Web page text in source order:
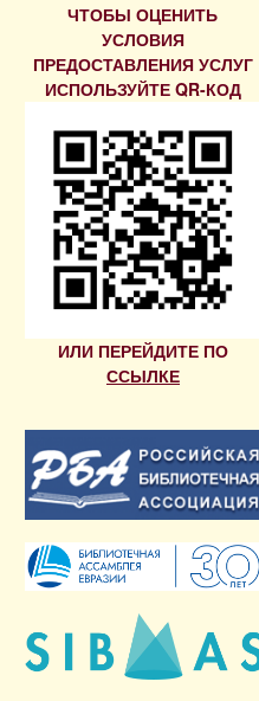
ЧТОБЫ ОЦЕНИТЬ
УСЛОВИЯ
ПРЕДОСТАВЛЕНИЯ УСЛУГ
ИСПОЛЬЗУЙТЕ QR-КОД
ИЛИ ПЕРЕЙДИТЕ ПО
ССЫЛКЕ